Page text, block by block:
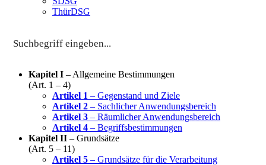
ThürDSG
Kapitel I – Allgemeine Bestimmungen
(Art. 1 – 4)
Artikel 1 – Gegenstand und Ziele
Artikel 2 – Sachlicher Anwendungsbereich
Artikel 3 – Räumlicher Anwendungsbereich
Artikel 4 – Begriffsbestimmungen
Kapitel II – Grundsätze
(Art. 5 – 11)
Artikel 5 – Grundsätze für die Verarbeitung